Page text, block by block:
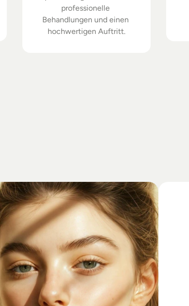
professionelle
Behandlungen und einen
hochwertigen Auftritt.